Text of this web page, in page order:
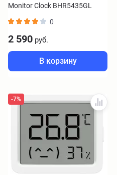
Monitor Clock BHR5435GL
0
2 590 руб.
В корзину
-7%